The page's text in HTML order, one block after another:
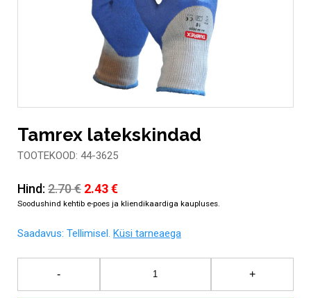
Tamrex latekskindad
TOOTEKOOD: 44-3625
Hind: 2.70€ Algne
hind
2.70 €.
2.43€Current
price
2.43 €.
Saadavus: Tellimisel. Küsi tarneaega
-
latekskindad
kogus
+